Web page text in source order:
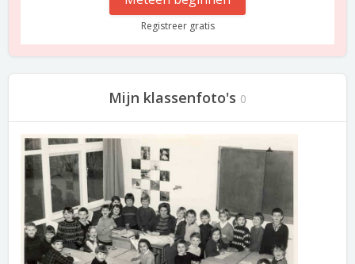
Registreer gratis
Mijn klassenfoto's 0